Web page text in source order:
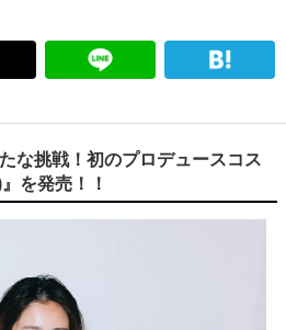
な挑戦！初のプロデュースコス
を発売！！